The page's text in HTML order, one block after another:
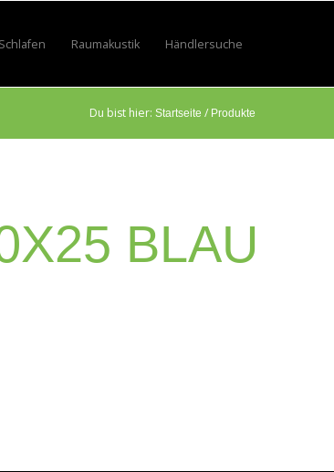
Beruf
submenu for Lifestyle
Schlafen Show submenu for Schlafen
Raumakustik Show submenu for Raumakustik
Händlersuche
Du bist hier: Startseite / Produkte
BLAU